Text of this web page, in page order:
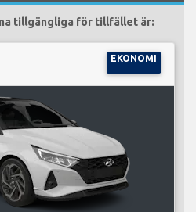
tillgängliga för tillfället är:
EKONOMI